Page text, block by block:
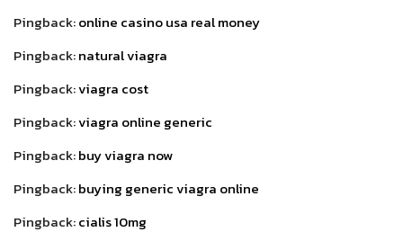
Pingback:online casino usa real money
Pingback:natural viagra
Pingback:viagra cost
Pingback:viagra online generic
Pingback:buy viagra now
Pingback:buying generic viagra online
Pingback:cialis 10mg